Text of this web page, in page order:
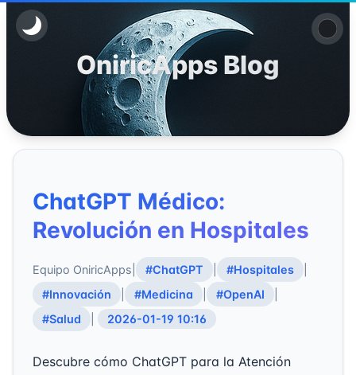
OniricApps Blog
ChatGPT Médico:
Revolución en Hospitales
Equipo OniricApps #ChatGPT #Hospitales
#Innovación
#Medicina #OpenAI
#Salud
2026-01-19 10:16
Descubre cómo ChatGPT para la Atención